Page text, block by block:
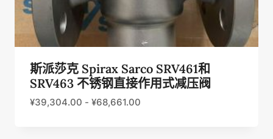
斯派莎克 Spirax Sarco SRV461和
SRV463 不锈钢直接作用式减压阀
¥39,304.00 - ¥68,661.00